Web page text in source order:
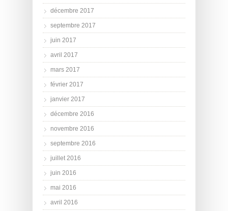
décembre 2017
septembre 2017
juin 2017
avril 2017
mars 2017
février 2017
janvier 2017
décembre 2016
novembre 2016
septembre 2016
juillet 2016
juin 2016
mai 2016
avril 2016